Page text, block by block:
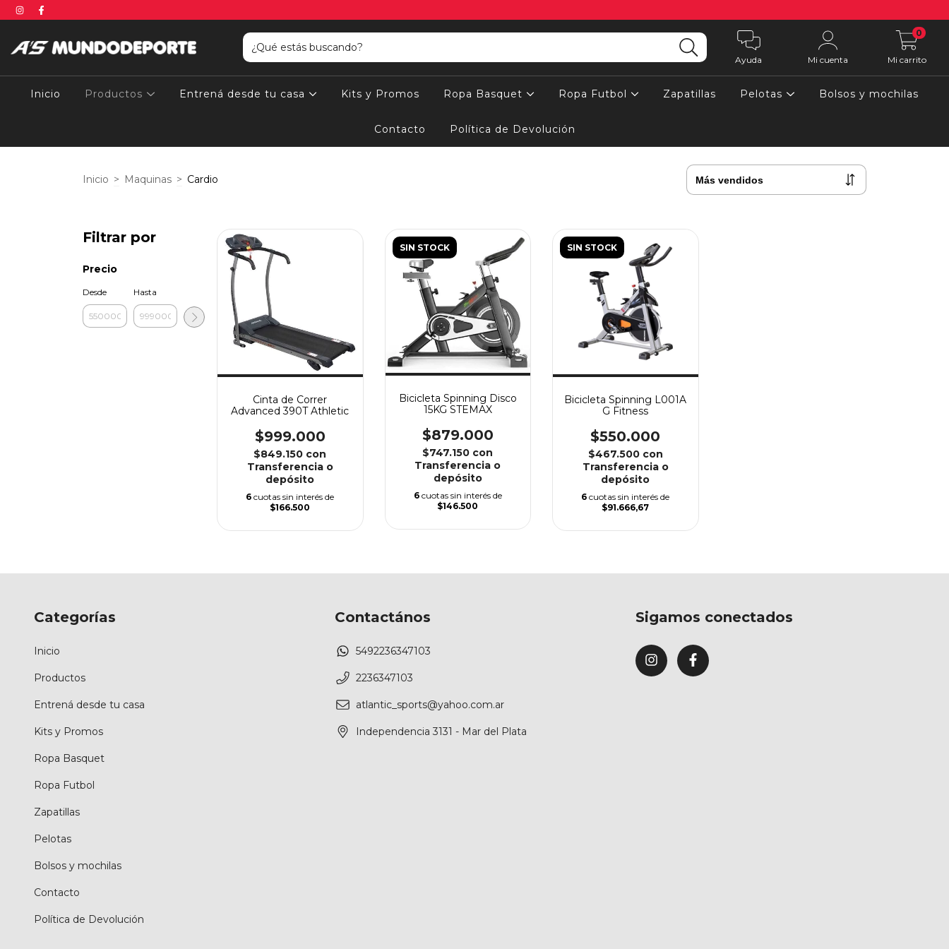
Ayuda Mi cuenta Mi carrito
0
Inicio Productos Entrená desde tu casa Kits y Promos Ropa Basquet Ropa Futbol Zapatillas Pelotas Bolsos y mochilas
Contacto Política de Devolución
Inicio > Maquinas > Cardio
Filtrar por
Precio
Desde Hasta
Cinta de Correr
Advanced 390T Athletic
$999.000
$849.150 con
Transferencia o
depósito
6 cuotas sin interés de
$166.500
SIN STOCK
Bicicleta Spinning Disco
15KG STEMAX
$879.000
$747.150 con
Transferencia o
depósito
6 cuotas sin interés de
$146.500
SIN STOCK
Bicicleta Spinning L001A
G Fitness
$550.000
$467.500 con
Transferencia o
depósito
6 cuotas sin interés de
$91.666,67
Categorías
Inicio
Productos
Entrená desde tu casa
Kits y Promos
Ropa Basquet
Ropa Futbol
Zapatillas
Pelotas
Bolsos y mochilas
Contacto
Política de Devolución
Contactános
5492236347103
2236347103
atlantic_sports@yahoo.com.ar
Independencia 3131 - Mar del Plata
Sigamos conectados